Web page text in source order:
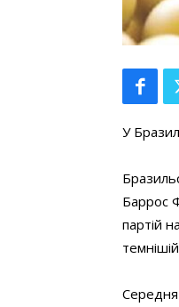
У
Баррос
партій
Середня